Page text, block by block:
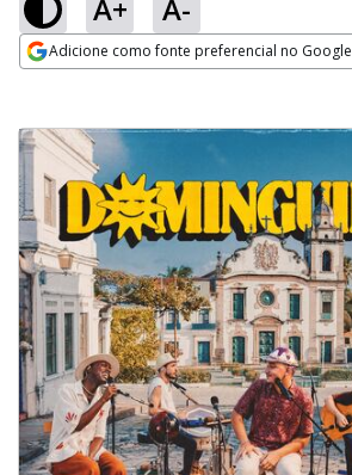
A+ A-
Adicione como fonte preferencial no Google